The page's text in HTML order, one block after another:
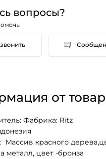
вопросы?
от
Фабрика: Ritz
металл, цвет -бронза